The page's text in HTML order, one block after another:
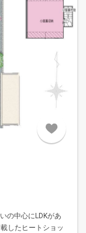
の中心にLDKがあ
したヒートショッ